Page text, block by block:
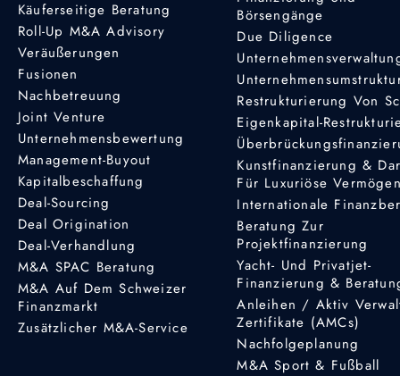
Käuferseitige Beratung
Roll-Up M&A Advisory
Veräußerungen
Fusionen
Nachbetreuung
Joint Venture
Unternehmensbewertung
Management-Buyout
Kapitalbeschaffung
Deal-Sourcing
Deal Origination
Deal-Verhandlung
M&A SPAC Beratung
M&A Auf Dem Schweizer
Finanzmarkt
Zusätzlicher M&A-Service
Börsengänge
Due Diligence
Restrukturierung Von
Eigenkapital-
Kunstfinanzierung &
Für Luxuriöse
Internationale
Beratung Zur
Projektfinanzierung
Yacht- Und Privatjet-
Finanzierung &
Anleihen / Aktiv
Zertifikate (AMCs)
Nachfolgeplanung
M&A Sport & Fußball